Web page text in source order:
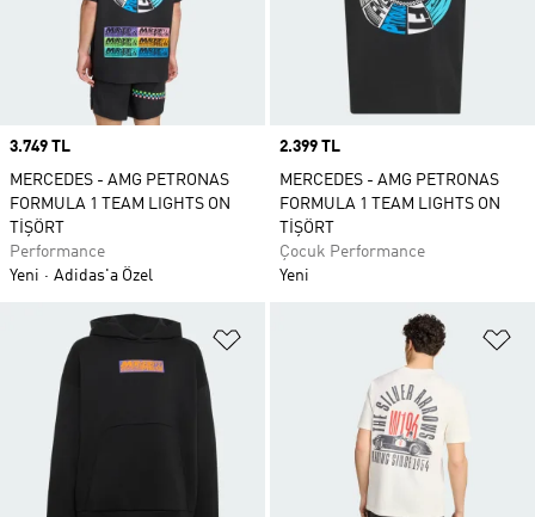
Price
3.749 TL
MERCEDES - AMG PETRONAS
FORMULA 1 TEAM LIGHTS ON
TİŞÖRT
Performance
Yeni
Adidas'a Özel
Price
2.399 TL
MERCEDES - AMG PETRONAS
FORMULA 1 TEAM LIGHTS ON
TİŞÖRT
Çocuk Performance
Yeni
Favori Listesine Ekle